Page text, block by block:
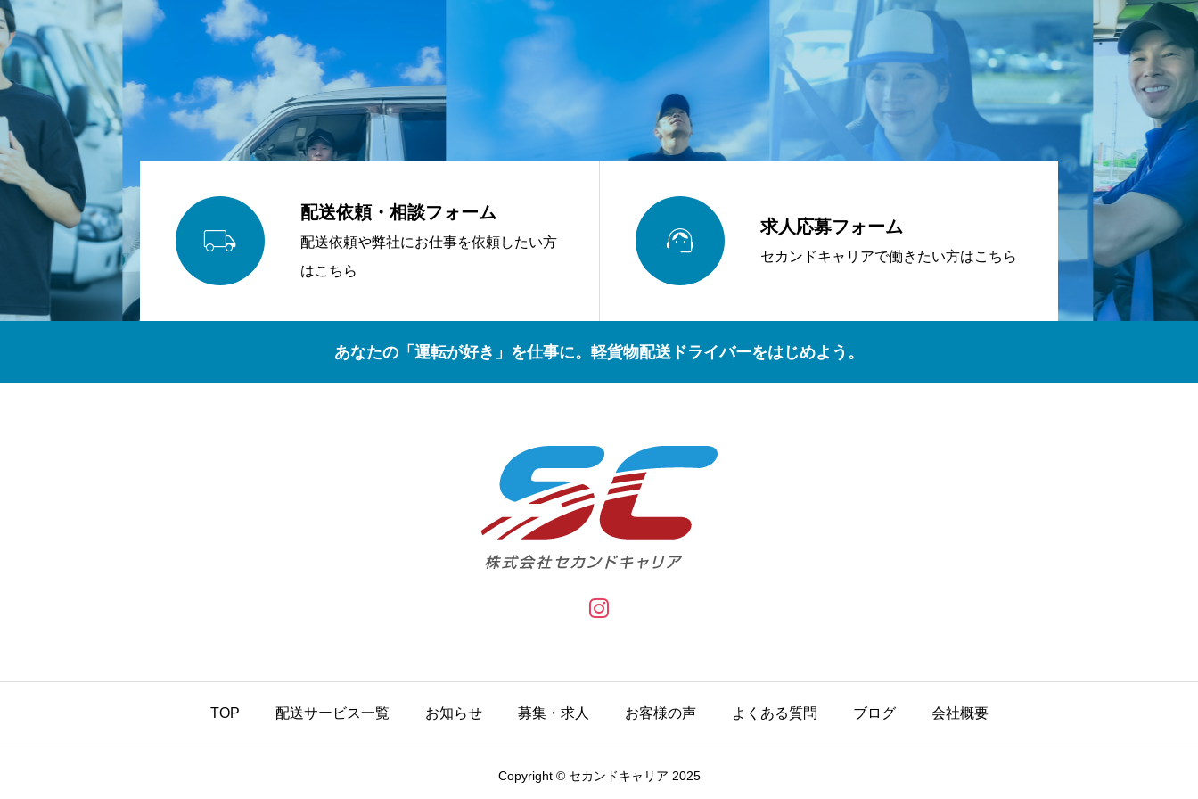

配送依頼・相談フォーム
配送依頼や弊社にお仕事を依頼したい方
はこちら
 求人応募フォーム
セカンドキャリアで働きたい方はこちら
あなたの「運転が好き」を仕事に。軽貨物配送ドライバーをはじめよう。
TOP 配送サービス一覧 お知らせ 募集・求人 お客様の声 よくある質問 ブログ 会社概要
Copyright © セカンドキャリア 2025